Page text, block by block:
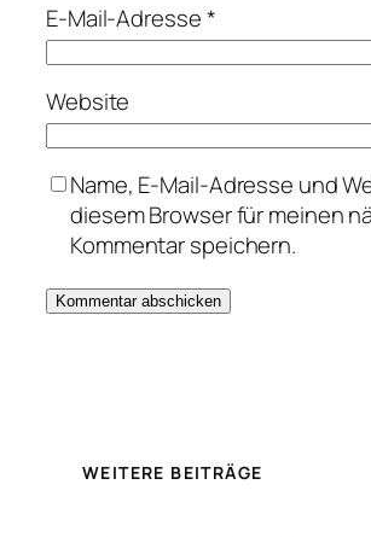
E-Mail-Adresse*
Website
Name, E-Mail-Adresse und
diesem Browser für meinen
Kommentar speichern.
WEITERE BEITRÄGE